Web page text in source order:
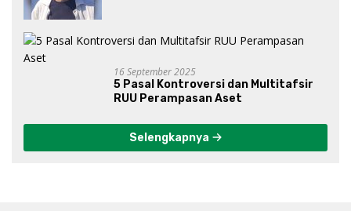
16 September 2025
5 Pasal Kontroversi dan Multitafsir
RUU Perampasan Aset
Selengkapnya